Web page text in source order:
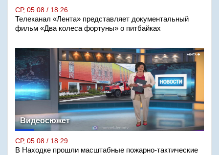
СР, 05.08 / 18:26
Телеканал «Лента» представляет документальный
фильм «Два колеса фортуны» о питбайках
Видеосюжет
СР, 05.08 / 18:29
В Находке прошли масштабные пожарно-тактические